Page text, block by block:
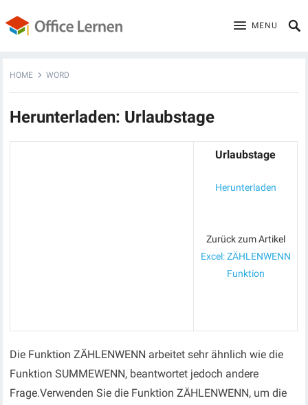
MENU
HOME WORD
Herunterladen: Urlaubstage
Urlaubstage
Herunterladen
Zurück zum Artikel
Excel: ZÄHLENWENN
Funktion
Die Funktion ZÄHLENWENN arbeitet sehr ähnlich wie die
Funktion SUMMEWENN, beantwortet jedoch andere
Frage.Verwenden Sie die Funktion ZÄHLENWENN, um die